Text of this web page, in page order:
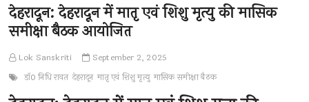
देहरादून: देहरादून में मातृ एवं शिशु मृत्यु की मासिक
समीक्षा बैठक आयोजित
Lok Sanskriti
September 2, 2025
डॉ0 निधि रावत देहरादून मातृ एवं शिशु मृत्यु मासिक समीक्षा बैठक